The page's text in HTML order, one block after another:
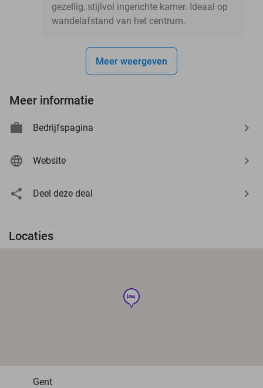
gezellig, stijlvol ingerichte kamer. Ideaal op
wandelafstand van het centrum.
Meer weergeven
Meer informatie
Bedrijfspagina
Website
Deel deze deal
Locaties
hotel
Gent